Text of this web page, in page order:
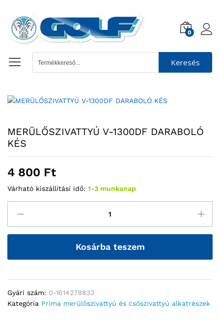
0
Keresés
MERÜLŐSZIVATTYÚ V-1300DF DARABOLÓ
KÉS
4 800 Ft
Várható kiszállítási idő: 1-3 munkanap
Kosárba teszem
Gyári szám: 0-1614279833
Kategória Prima merülőszivattyú és csőszivattyú alkatrészek